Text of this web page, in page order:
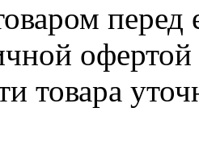
перед
товара